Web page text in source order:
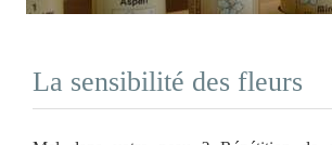
La sensibilité des fleurs